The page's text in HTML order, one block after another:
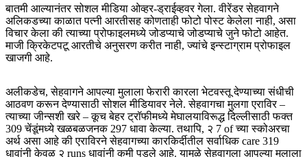
बातमी आल्यानंतर सोशल मीडिया ओव्हर-ड्राईव्हवर गेला. वीरेंडर सेहवागने
अलिकडच्या काळात पत्नी आरतीसह कोणताही फोटो पोस्ट केलेला नाही, असा
विचार केला की त्याच्या प्रोफाइलमध्ये जोडप्याचे जोडप्याचे जुने फोटो आहेत.
माजी क्रिकेटपटू आरतीचे अनुसरण करीत नाही, ज्यांचे इन्स्टाग्राम प्रोफाइल
खाजगी आहे.
अलीकडेच, सेहवागने आपल्या मुलाला फेरारी कारला भेटवस्तू देण्याच्या संधीची
आठवण करून देण्यासाठी सोशल मीडियावर नेले. सेहवागचा मुलगा एराविर –
त्याच्या जीन्सशी खरे – कूच बेहर ट्रॉफीमध्ये मेघालयाविरूद्ध दिल्लीसाठी फक्त
309 चेंडूंमध्ये खळबळजनक 297 धावा केल्या. तथापि, २ 7 of च्या स्कोअरचा
अर्थ असा आहे की एराविरने सेहवागच्या कारकिर्दीतील सर्वाधिक care 319
धावांनी केवळ २ runs धावांनी कमी पडले आहे. यामुळे सेहवागला आपल्या मुलाला